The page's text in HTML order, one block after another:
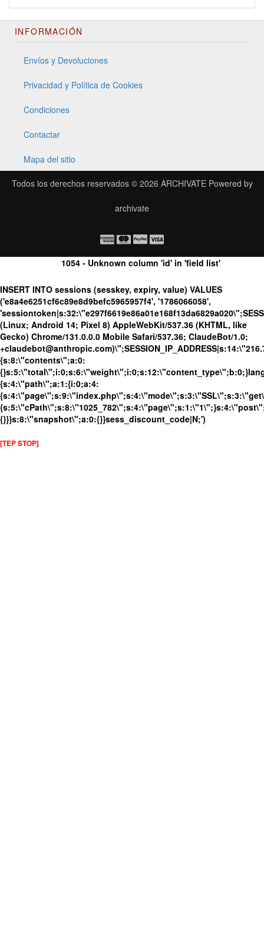
INFORMACIÓN
Envíos y Devoluciones
Privacidad y Política de Cookies
Condiciones
Contactar
Mapa del sitio
Todos los derechos reservados © 2026 ARCHIVATEPowered by
archivate
1054 - Unknown column 'id' in 'field list'
INSERT INTO sessions (sesskey, expiry, value) VALUES
('e8a4e6251cf6c89e8d9befc5965957f4', '1786066058',
(Linux; Android 14; Pixel 8) AppleWebKit/537.36 (KHTML, like
Gecko) Chrome/131.0.0.0 Mobile Safari/537.36; ClaudeBot/1.0;
{s:8:\"contents\";a:0:
{s:4:\"path\";a:1:{i:0;a:4:
{}}}s:8:\"snapshot\";a:0:{}}sess_discount_code|N;')
[TEP STOP]